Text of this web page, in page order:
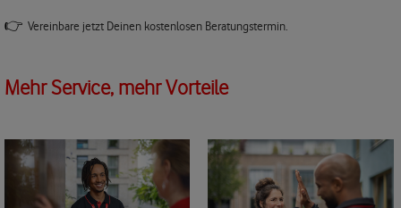
👉 Vereinbare jetzt Deinen kostenlosen Beratungstermin.
Mehr Service, mehr Vorteile